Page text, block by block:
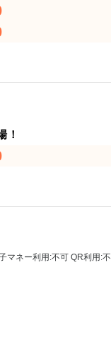
！
マネー利用:不可 QR利用:不